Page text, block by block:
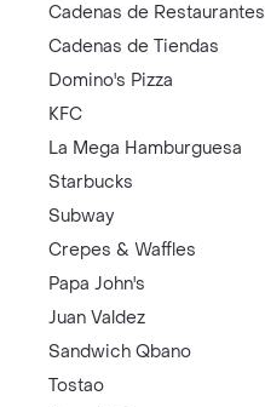
Cadenas de Restaurantes
Cadenas de Tiendas
Domino's Pizza
KFC
La Mega Hamburguesa
Starbucks
Subway
Crepes & Waffles
Papa John's
Juan Valdez
Sandwich Qbano
Tostao